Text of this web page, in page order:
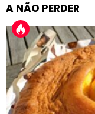
A NÃO PERDER